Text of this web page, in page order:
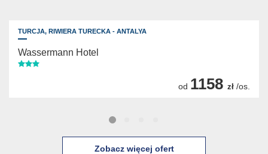
TURCJA, RIWIERA TURECKA - ANTALYA
Wassermann Hotel
od 1158 zł /os.
Zobacz więcej ofert